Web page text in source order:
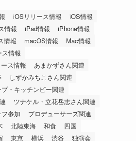
iOSリリース情報
iOS情報
情報
iPad情報
iPhone情報
情報
macOS情報
Mac情報
情報
ス情報
あまかずさん関連
しずかみちこさん関連
・キッチンビー関連
ツナケル・立花岳志さん関連
参加
プロデューサーズ関連
北陸東海 和食
四国
東京 横浜 渋谷 独演会